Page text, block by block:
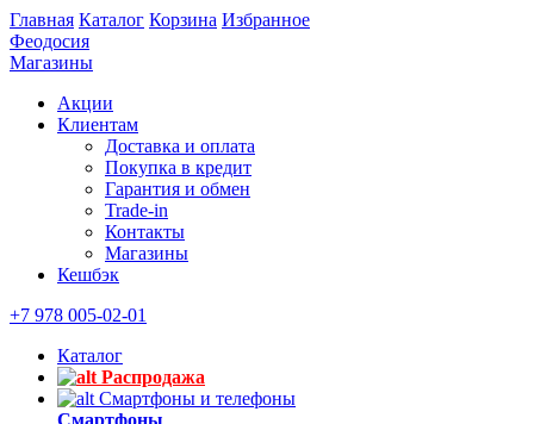
Главная Каталог Корзина Избранное
Феодосия
Магазины
Акции
Клиентам
Доставка и оплата
Покупка в кредит
Гарантия и обмен
Trade-in
Контакты
Магазины
Кешбэк
+7 978 005-02-01
Каталог
Распродажа
Смартфоны и телефоны
Смартфоны